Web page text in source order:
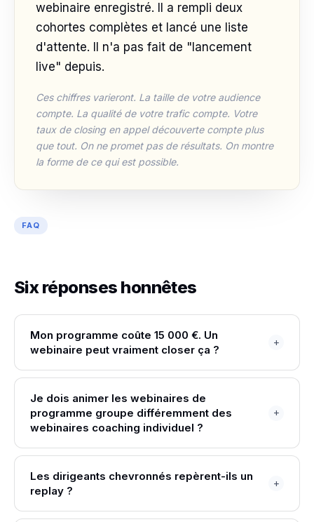
webinaire enregistré. Il a rempli deux
cohortes complètes et lancé une liste
d'attente. Il n'a pas fait de "lancement
live" depuis.
Ces chiffres varieront. La taille de votre audience
compte. La qualité de votre trafic compte. Votre
taux de closing en appel découverte compte plus
que tout. On ne promet pas de résultats. On montre
la forme de ce qui est possible.
FAQ
Six réponses honnêtes
Mon programme coûte 15 000 €. Un
webinaire peut vraiment closer ça ?
Je dois animer les webinaires de
programme groupe différemment des
webinaires coaching individuel ?
Les dirigeants chevronnés repèrent-ils un
replay ?